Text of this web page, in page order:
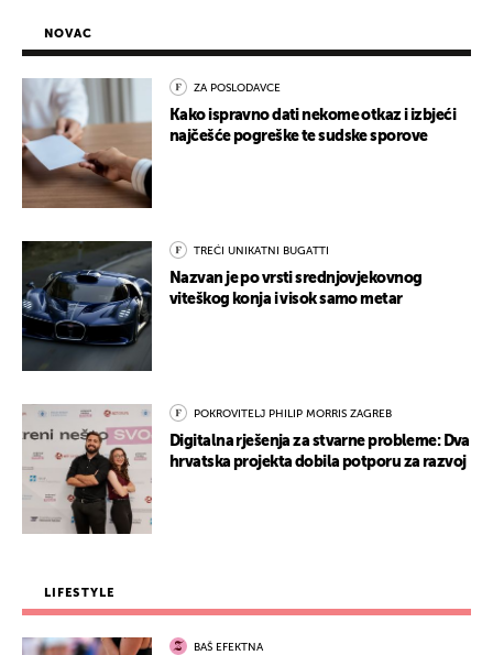
NOVAC
ZA POSLODAVCE
Kako ispravno dati nekome otkaz i izbjeći
najčešće pogreške te sudske sporove
TREĆI UNIKATNI BUGATTI
Nazvan je po vrsti srednjovjekovnog
viteškog konja i visok samo metar
POKROVITELJ PHILIP MORRIS ZAGREB
Digitalna rješenja za stvarne probleme: Dva
hrvatska projekta dobila potporu za razvoj
LIFESTYLE
BAŠ EFEKTNA